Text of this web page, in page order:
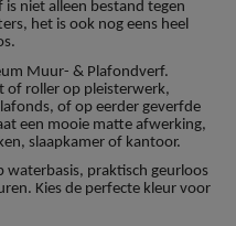
niet alleen bestand tegen
het is ook nog eens heel
Muur- & Plafondverf.
of roller op pleisterwerk,
of op eerder geverfde
een mooie matte afwerking,
slaapkamer of kantoor.
waterbasis, praktisch geurloos
Kies de perfecte kleur voor